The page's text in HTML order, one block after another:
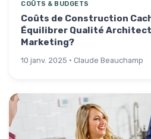
COÛTS & BUDGETS
Coûts de Construction
Équilibrer Qualité
Marketing?
10 janv. 2025 · Claude Beauchamp